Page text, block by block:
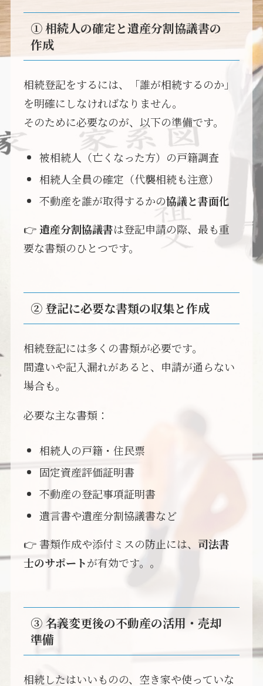
① 相続人の確定と遺産分割協議書の
作成
相続登記をするには、「誰が相続するのか」
を明確にしなければなりません。
そのために必要なのが、以下の準備です。
被相続人（亡くなった方）の戸籍調査
相続人全員の確定（代襲相続も注意）
不動産を誰が取得するかの協議と書面化
👉遺産分割協議書は登記申請の際、最も重
要な書類のひとつです。
② 登記に必要な書類の収集と作成
相続登記には多くの書類が必要です。
間違いや記入漏れがあると、申請が通らない
場合も。
必要な主な書類：
相続人の戸籍・住民票
固定資産評価証明書
不動産の登記事項証明書
遺言書や遺産分割協議書など
👉 書類作成や添付ミスの防止には、 司法書
士のサポートが有効です。。
③ 名義変更後の不動産の活用・売却
準備
相続したはいいものの、空き家や使っていな